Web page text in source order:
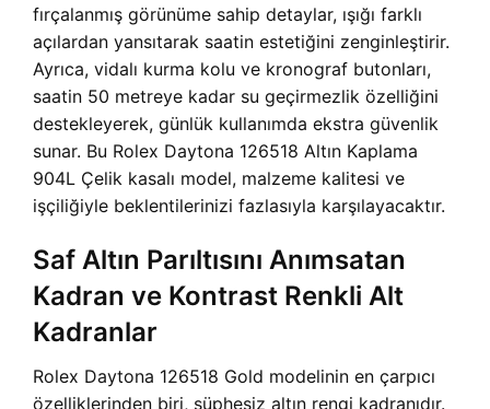
fırçalanmış görünüme sahip detaylar, ışığı farklı
açılardan yansıtarak saatin estetiğini zenginleştirir.
Ayrıca, vidalı kurma kolu ve kronograf butonları,
saatin 50 metreye kadar su geçirmezlik özelliğini
destekleyerek, günlük kullanımda ekstra güvenlik
sunar. Bu Rolex Daytona 126518 Altın Kaplama
904L Çelik kasalı model, malzeme kalitesi ve
işçiliğiyle beklentilerinizi fazlasıyla karşılayacaktır.
Saf Altın Parıltısını Anımsatan
Kadran ve Kontrast Renkli Alt
Kadranlar
Rolex Daytona 126518 Gold modelinin en çarpıcı
özelliklerinden biri, şüphesiz altın rengi kadranıdır.